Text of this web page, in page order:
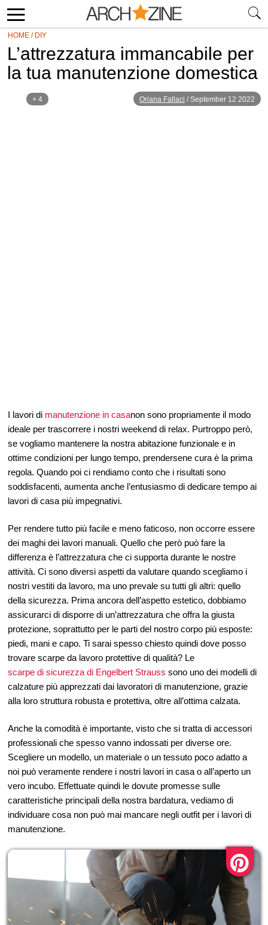
HOME / DIY
L’attrezzatura immancabile per
la tua manutenzione domestica
+ 4 Oriana Fallaci /September 12 2022
I lavori di manutenzione in casanon sono propriamente il modo
ideale per trascorrere i nostri weekend di relax. Purtroppo però,
se vogliamo mantenere la nostra abitazione funzionale e in
ottime condizioni per lungo tempo, prendersene cura è la prima
regola. Quando poi ci rendiamo conto che i risultati sono
soddisfacenti, aumenta anche l’entusiasmo di dedicare tempo ai
lavori di casa più impegnativi.
Per rendere tutto più facile e meno faticoso, non occorre essere
dei maghi dei lavori manuali. Quello che però può fare la
differenza è l’attrezzatura che ci supporta durante le nostre
attività. Ci sono diversi aspetti da valutare quando scegliamo i
nostri vestiti da lavoro, ma uno prevale su tutti gli altri: quello
della sicurezza. Prima ancora dell’aspetto estetico, dobbiamo
assicurarci di disporre di un’attrezzatura che offra la giusta
protezione, soprattutto per le parti del nostro corpo più esposte:
piedi, mani e capo. Ti sarai spesso chiesto quindi dove posso
trovare scarpe da lavoro protettive di qualità? Le
scarpe di sicurezza di Engelbert Strauss sono uno dei modelli di
calzature più apprezzati dai lavoratori di manutenzione, grazie
alla loro struttura robusta e protettiva, oltre all’ottima calzata.
Anche la comodità è importante, visto che si tratta di accessori
professionali che spesso vanno indossati per diverse ore.
Scegliere un modello, un materiale o un tessuto poco adatto a
noi può veramente rendere i nostri lavori in casa o all’aperto un
vero incubo. Effettuate quindi le dovute promesse sulle
caratteristiche principali della nostra bardatura, vediamo di
individuare cosa non può mai mancare negli outfit per i lavori di
manutenzione.